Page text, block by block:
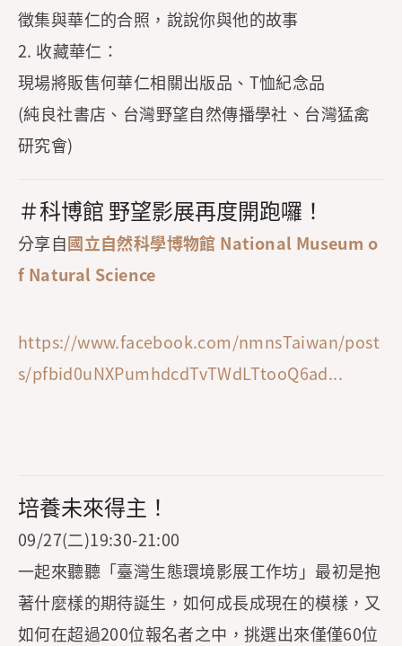
徵集與華仁的合照，說說你與他的故事
2. 收藏華仁：
現場將販售何華仁相關出版品、T恤紀念品
(純良社書店、台灣野望自然傳播學社、台灣猛禽
研究會)
＃科博館 野望影展再度開跑囉！
分享自國立自然科學博物館 National Museum o
f Natural Science
https://www.facebook.com/nmnsTaiwan/post
s/pfbid0uNXPumhdcdTvTWdLTtooQ6ad...
培養未來得主！
09/27(二)19:30-21:00
一起來聽聽「臺灣生態環境影展工作坊」最初是抱
著什麼樣的期待誕生，如何成長成現在的模樣，又
如何在超過200位報名者之中，挑選出來僅僅60位